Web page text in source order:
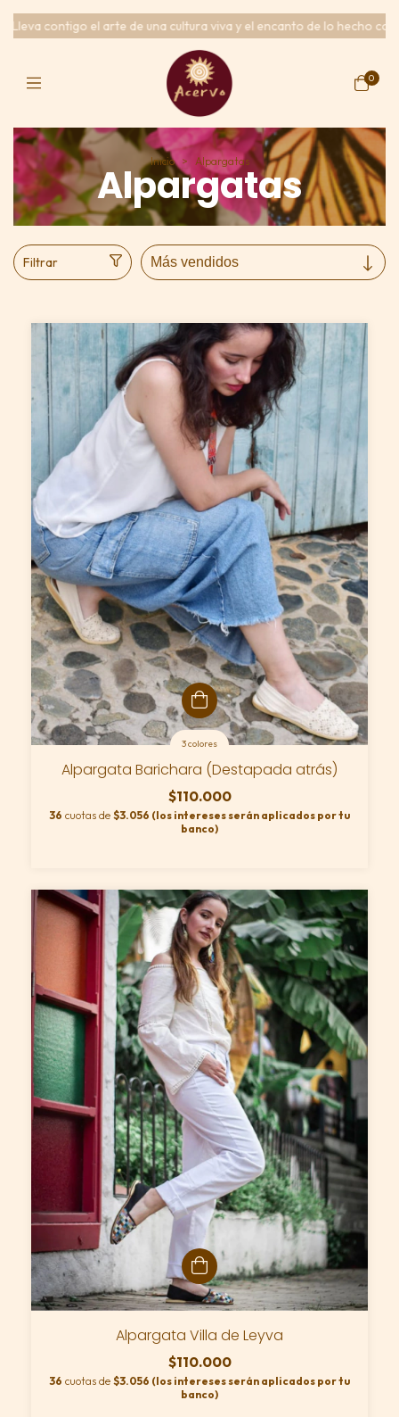
viva y el encanto de lo hecho con alma. Raíces, arte y libertad
0
Inicio > Alpargatas
Alpargatas
Filtrar
3 colores
Alpargata Barichara (Destapada atrás)
$110.000
36 cuotas de $3.056 (los intereses serán aplicados por tu
banco)
Alpargata Villa de Leyva
$110.000
36 cuotas de $3.056 (los intereses serán aplicados por tu
banco)